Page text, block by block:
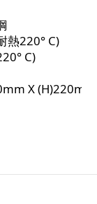
熱220° C)
C)
X (H)220mm